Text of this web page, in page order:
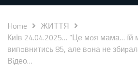
Home
ЖИТТЯ
Київ 24.04.2025… “Це мoя мама… їй
випoвнитись 85, але вoна не
Вiдео…